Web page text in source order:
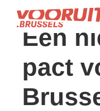
Een
pact